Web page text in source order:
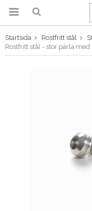
Startsida Rostfritt stål
Rostfritt stål - stor pärla med